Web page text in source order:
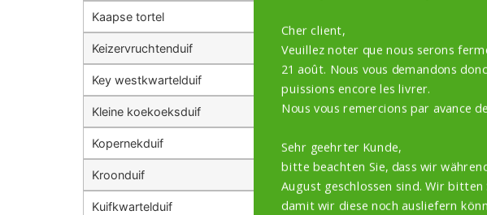
Kaapse tortel
Keizervruchtenduif
Key westkwartelduif
Kleine koekoeksduif Little Cuckoo-Dove
Kopernekduif
Kroonduif Kroonduif
Kuifkwartelduif Crested Quail-Dove
Cher client,
Veuillez noter que nous serons
21 août. Nous vous demandons
puissions encore les livrer.
Nous vous remercions par avance
Sehr geehrter Kunde,
bitte beachten Sie, dass wir
August geschlossen sind. Wir
damit wir diese noch ausliefern